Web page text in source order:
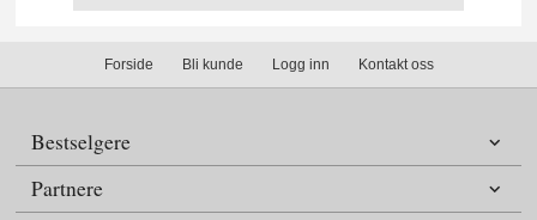
Forside Bli kunde Logg inn Kontakt oss
Bestselgere
Partnere